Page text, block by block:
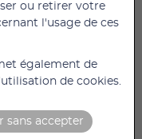
lumière
12 watts
grâce à la basse
ou retirer votre
l'usage de ces
également de
de cookies.
sans accepter